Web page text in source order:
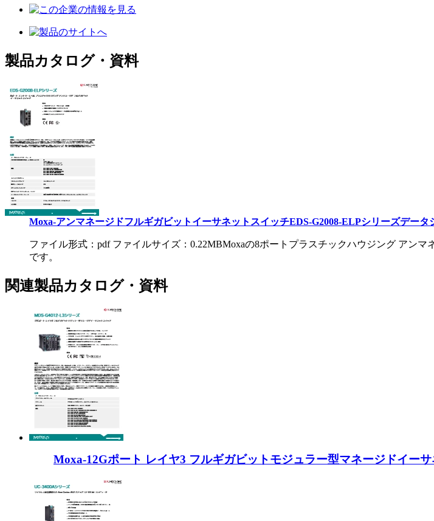
製品カタログ・資料
Moxa-アンマネージドフルギガビットイーサネットスイッチEDS-G2008-ELPシリーズデータ
ファイル形式：pdf ファイルサイズ：0.22MBMoxaの8ポートプラスチックハウジング アンマ
です。
関連製品カタログ・資料
Moxa-12Gポート レイヤ3 フルギガビットモジュラー型マネージドイー